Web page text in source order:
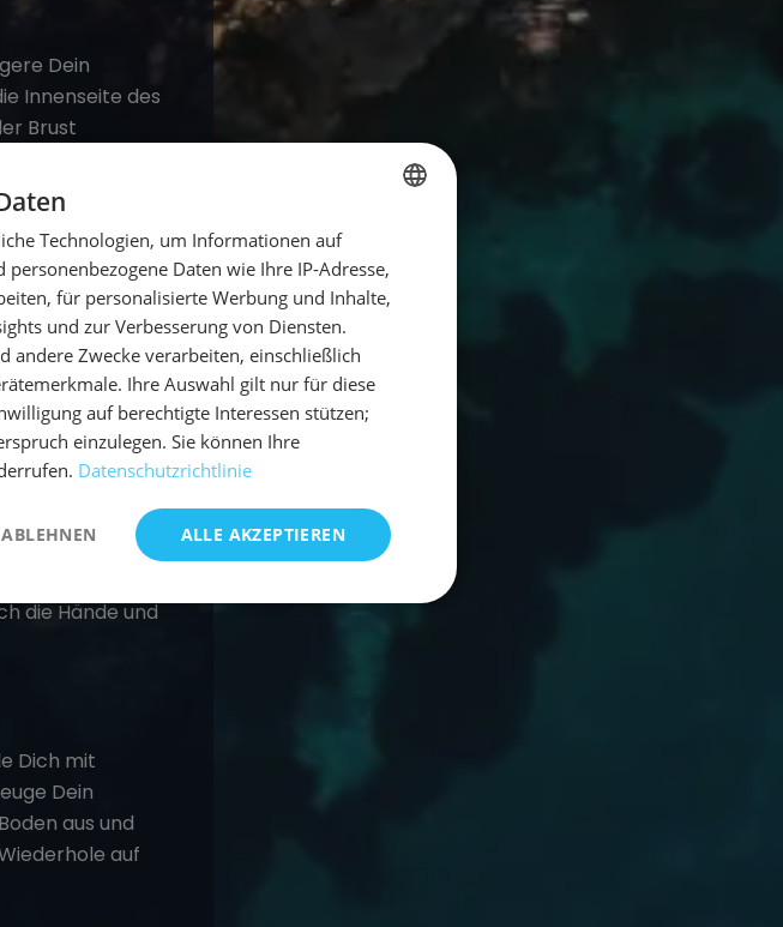
Dein
Innenseite des
Brust
Du das
auf allen
lässt Du
Du Deinen
im
auf allen
V bildet. Die
die Hände und
Dich mit
Dein
aus und
auf
GERMAN
Technologien, um Informationen auf
Daten wie Ihre IP-Adresse,
für personalisierte Werbung und Inhalte,
und zur Verbesserung von Diensten.
andere Zwecke verarbeiten, einschließlich
Ihre Auswahl gilt nur für diese
auf berechtigte Interessen stützen;
einzulegen. Sie können Ihre
Datenschutzrichtlinie
ALLE AKZEPTIEREN